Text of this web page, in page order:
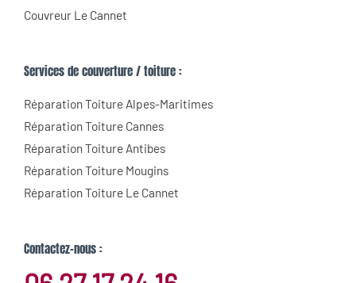
Couvreur Le Cannet
Services de couverture / toiture :
Réparation Toiture Alpes-Maritimes
Réparation Toiture Cannes
Réparation Toiture Antibes
Réparation Toiture Mougins
Réparation Toiture Le Cannet
Contactez-nous :